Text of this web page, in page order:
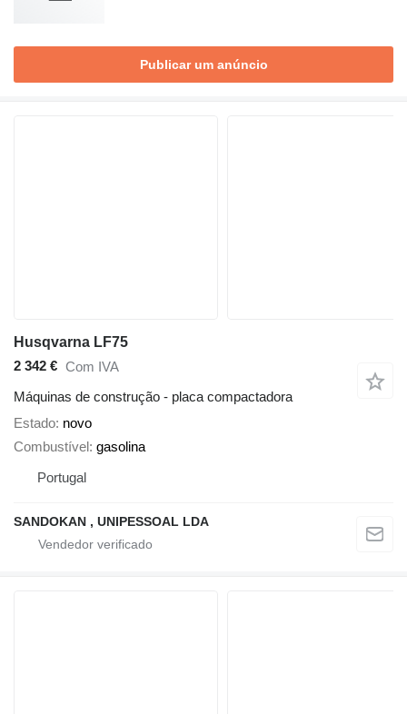
Publicar um anúncio
Husqvarna LF75
2 342 € Com IVA
Máquinas de construção - placa compactadora
Estado novo
Combustível gasolina
Portugal
SANDOKAN , UNIPESSOAL LDA